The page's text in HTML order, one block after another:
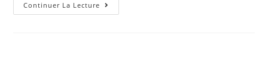
Continuer La Lecture